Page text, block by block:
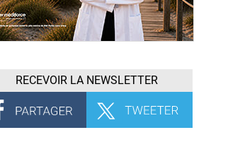
RECEVOIR LA NEWSLETTER